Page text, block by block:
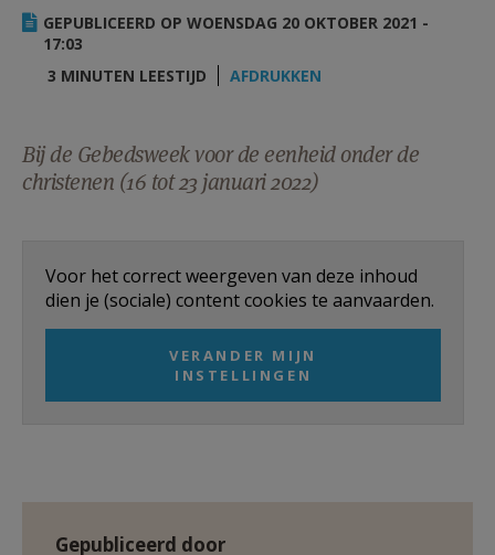
AANMELDEN OF REGISTREREN
GEPUBLICEERD OP WOENSDAG 20 OKTOBER 2021 -
17:03
3 MINUTEN LEESTIJD
AFDRUKKEN
Bij de Gebedsweek voor de eenheid onder de
christenen (16 tot 23 januari 2022)
Voor het correct weergeven van deze inhoud
dien je (sociale) content cookies te aanvaarden.
VERANDER MIJN
INSTELLINGEN
Gepubliceerd door